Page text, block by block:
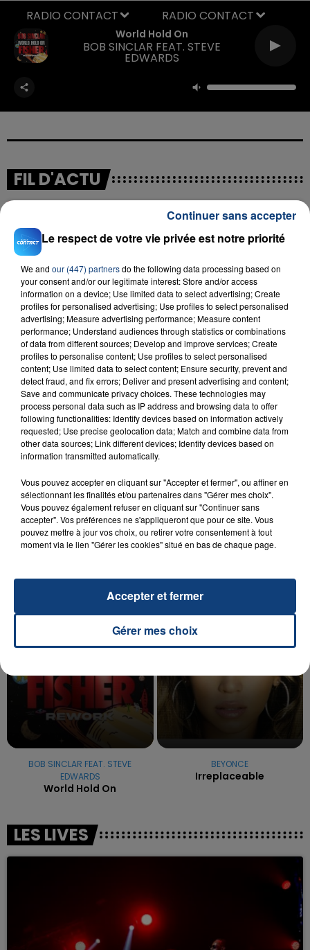
World Hold On
BOB SINCLAR FEAT. STEVE
EDWARDS
RADIO CONTACT
FIL D'ACTU
23 juillet 2026
INCENDIE MORTEL À LENS : UNE FEMME ET
SON BÉBÉ ENTRE LA VIE ET LA...
Un homme s'est immolé par le feu après avoir
aspergé sa compagne et leur bébé de trois mois
d'un liquide inflammable.
20 juillet 2026
UNE ADOLESCENTE DEVANT SE FAIRE
OPÉRER DE LA CHEVILLE RESSORT DE LA...
La famille a porté plainte contre la clinique qui a
reconnu sa responsabilité et présenté ses
TITRES DIFFUSÉS
BOB SINCLAR FEAT. STEVE
EDWARDS
World Hold On
BEYONCE
Irreplaceable
LES LIVES
Le respect de votre vie privée est notre priorité
We and our (447) partnersdo the following data processing based on
your consent and/or our legitimate interest: Store and/or access
information on a device; Use limited data to select advertising; Create
profiles for personalised advertising; Use profiles to select personalised
advertising; Measure advertising performance; Measure content
performance; Understand audiences through statistics or combinations
of data from different sources; Develop and improve services; Create
profiles to personalise content; Use profiles to select personalised
content; Use limited data to select content; Ensure security, prevent and
detect fraud, and fix errors; Deliver and present advertising and content;
Save and communicate privacy choices. These technologies may
process personal data such as IP address and browsing data to offer
following functionalities: Identify devices based on information actively
requested; Use precise geolocation data; Match and combine data from
other data sources; Link different devices; Identify devices based on
information transmitted automatically.
Vous pouvez accepter en cliquant sur "Accepter et fermer", ou affiner en
sélectionnant les finalités et/ou partenaires dans "Gérer mes choix".
Vous pouvez également refuser en cliquant sur "Continuer sans
accepter". Vos préférences ne s'appliqueront que pour ce site. Vous
pouvez mettre à jour vos choix, ou retirer votre consentement à tout
moment via le lien "Gérer les cookies" situé en bas de chaque page.
Gérer mes choix
Accepter et fermer
Continuer sans accepter